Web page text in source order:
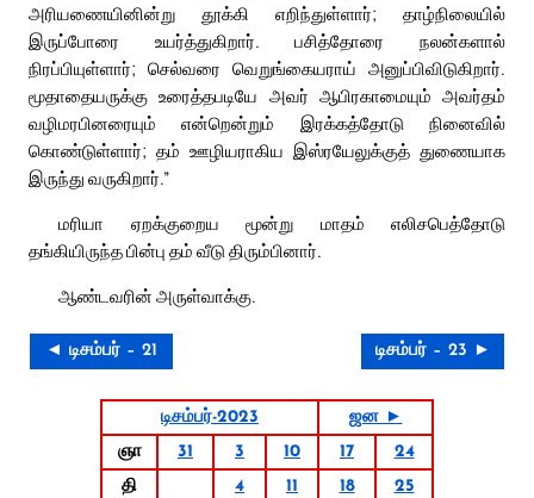
அரியணையினின்று தூக்கி எறிந்துள்ளார்; தாழ்நிலையில்
இருப்போரை உயர்த்துகிறார். பசித்தோரை நலன்களால்
நிரப்பியுள்ளார்; செல்வரை வெறுங்கையராய் அனுப்பிவிடுகிறார்.
மூதாதையருக்கு உரைத்தபடியே அவர் ஆபிரகாமையும் அவர்தம்
வழிமரபினரையும் என்றென்றும் இரக்கத்தோடு நினைவில்
கொண்டுள்ளார்; தம் ஊழியராகிய இஸ்ரயேலுக்குத் துணையாக
இருந்து வருகிறார்.”
மரியா ஏறக்குறைய மூன்று மாதம் எலிசபெத்தோடு
தங்கியிருந்த பின்பு தம் வீடு திரும்பினார்.
ஆண்டவரின் அருள்வாக்கு.
◄ டிசம்பர் – 21 டிசம்பர் – 23 ►
டிசம்பர்-2023
ஜன ►
ஞா
31 3 10 17
24
தி
4 11 18
25